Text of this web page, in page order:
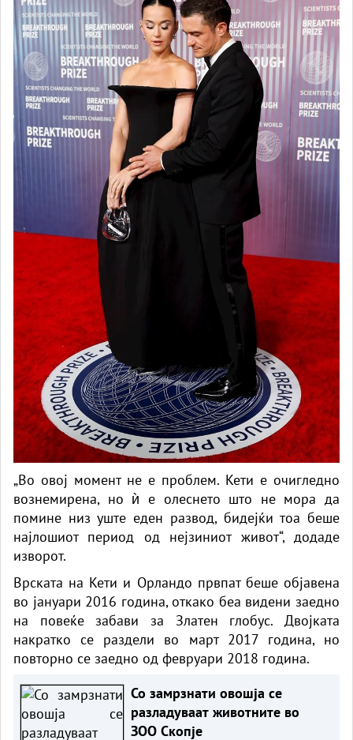
„Во овој момент не е проблем. Кети е очигледно
вознемирена, но ѝ е олеснето што не мора да
помине низ уште еден развод, бидејќи тоа беше
најлошиот период од нејзиниот живот“, додаде
изворот.
Врската на Кети и Орландо првпат беше објавена
во јануари 2016 година, откако беа видени заедно
на повеќе забави за Златен глобус. Двојката
накратко се раздели во март 2017 година, но
повторно се заедно од февруари 2018 година.
Со замрзнати овошја се
разладуваат животните во
ЗОО Скопје